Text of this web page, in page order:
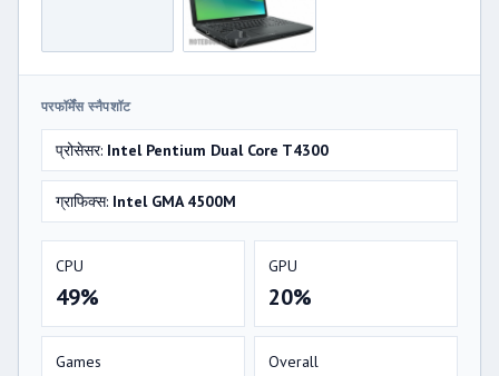
परफॉर्मेंस स्नैपशॉट
प्रोसेसर: Intel Pentium Dual Core T4300
ग्राफिक्स: Intel GMA 4500M
CPU
49%
GPU
20%
Games Overall